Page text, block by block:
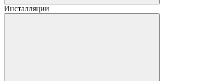
Инсталляции